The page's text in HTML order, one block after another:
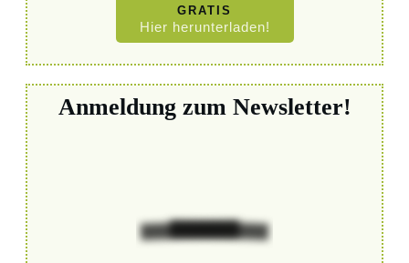
GRATIS
Hier herunterladen!
Anmeldung zum Newsletter!